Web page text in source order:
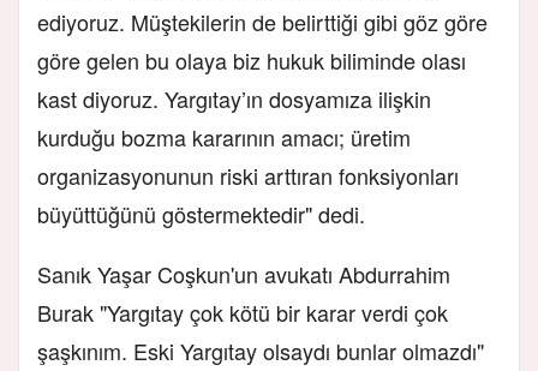
ediyoruz. Müştekilerin de belirttiği gibi göz göre
göre gelen bu olaya biz hukuk biliminde olası
kast diyoruz. Yargıtay’ın dosyamıza ilişkin
kurduğu bozma kararının amacı; üretim
organizasyonunun riski arttıran fonksiyonları
büyüttüğünü göstermektedir" dedi.
Sanık Yaşar Coşkun'un avukatı Abdurrahim
Burak "Yargıtay çok kötü bir karar verdi çok
şaşkınım. Eski Yargıtay olsaydı bunlar olmazdı"